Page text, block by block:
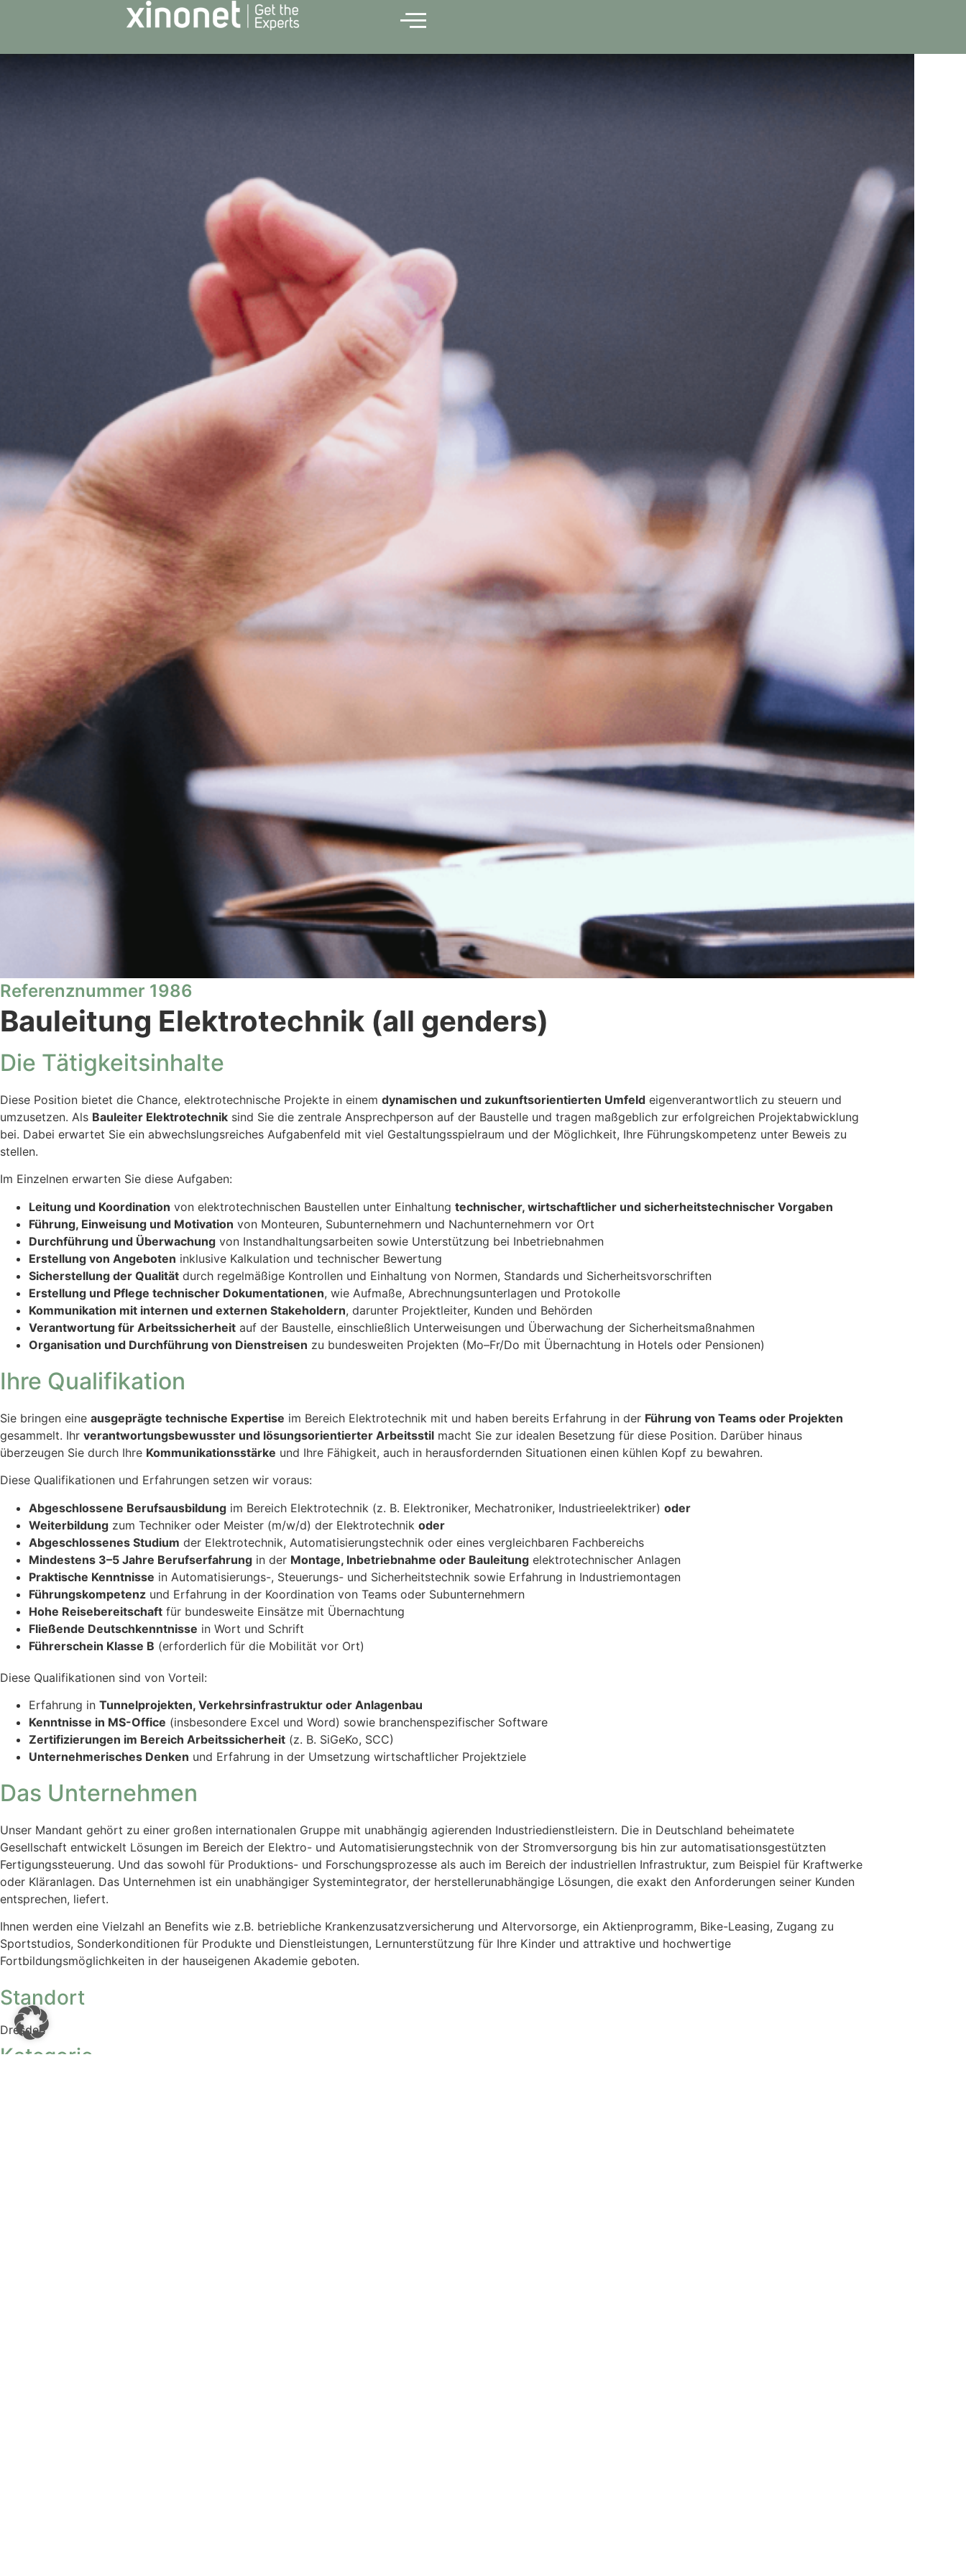
Referenznummer 1986
Bauleitung Elektrotechnik (all genders)
Die Tätigkeitsinhalte
Diese Position bietet die Chance, elektrotechnische Projekte in einem dynamischen und zukunftsorientierten Umfeld eigenverantwortlich zu steuern und
umzusetzen. Als Bauleiter Elektrotechnik sind Sie die zentrale Ansprechperson auf der Baustelle und tragen maßgeblich zur erfolgreichen Projektabwicklung
bei. Dabei erwartet Sie ein abwechslungsreiches Aufgabenfeld mit viel Gestaltungsspielraum und der Möglichkeit, Ihre Führungskompetenz unter Beweis zu
stellen.
Im Einzelnen erwarten Sie diese Aufgaben:
Leitung und Koordination von elektrotechnischen Baustellen unter Einhaltung technischer, wirtschaftlicher und sicherheitstechnischer Vorgaben
Führung, Einweisung und Motivation von Monteuren, Subunternehmern und Nachunternehmern vor Ort
Durchführung und Überwachung von Instandhaltungsarbeiten sowie Unterstützung bei Inbetriebnahmen
Erstellung von Angeboten inklusive Kalkulation und technischer Bewertung
Sicherstellung der Qualität durch regelmäßige Kontrollen und Einhaltung von Normen, Standards und Sicherheitsvorschriften
Erstellung und Pflege technischer Dokumentationen, wie Aufmaße, Abrechnungsunterlagen und Protokolle
Kommunikation mit internen und externen Stakeholdern, darunter Projektleiter, Kunden und Behörden
Verantwortung für Arbeitssicherheit auf der Baustelle, einschließlich Unterweisungen und Überwachung der Sicherheitsmaßnahmen
Organisation und Durchführung von Dienstreisen zu bundesweiten Projekten (Mo–Fr/Do mit Übernachtung in Hotels oder Pensionen)
Ihre Qualifikation
Sie bringen eine ausgeprägte technische Expertise im Bereich Elektrotechnik mit und haben bereits Erfahrung in der Führung von Teams oder Projekten
gesammelt. Ihr verantwortungsbewusster und lösungsorientierter Arbeitsstil macht Sie zur idealen Besetzung für diese Position. Darüber hinaus
überzeugen Sie durch Ihre Kommunikationsstärke und Ihre Fähigkeit, auch in herausfordernden Situationen einen kühlen Kopf zu bewahren.
Diese Qualifikationen und Erfahrungen setzen wir voraus:
Abgeschlossene Berufsausbildung im Bereich Elektrotechnik (z. B. Elektroniker, Mechatroniker, Industrieelektriker) oder
Weiterbildung zum Techniker oder Meister (m/w/d) der Elektrotechnik oder
Abgeschlossenes Studium der Elektrotechnik, Automatisierungstechnik oder eines vergleichbaren Fachbereichs
Mindestens 3–5 Jahre Berufserfahrung in der Montage, Inbetriebnahme oder Bauleitung elektrotechnischer Anlagen
Praktische Kenntnisse in Automatisierungs-, Steuerungs- und Sicherheitstechnik sowie Erfahrung in Industriemontagen
Führungskompetenz und Erfahrung in der Koordination von Teams oder Subunternehmern
Hohe Reisebereitschaft für bundesweite Einsätze mit Übernachtung
Fließende Deutschkenntnisse in Wort und Schrift
Führerschein Klasse B (erforderlich für die Mobilität vor Ort)
Diese Qualifikationen sind von Vorteil:
Erfahrung in Tunnelprojekten, Verkehrsinfrastruktur oder Anlagenbau
Kenntnisse in MS-Office (insbesondere Excel und Word) sowie branchenspezifischer Software
Zertifizierungen im Bereich Arbeitssicherheit (z. B. SiGeKo, SCC)
Unternehmerisches Denken und Erfahrung in der Umsetzung wirtschaftlicher Projektziele
Das Unternehmen
Unser Mandant gehört zu einer großen internationalen Gruppe mit unabhängig agierenden Industriedienstleistern. Die in Deutschland beheimatete
Gesellschaft entwickelt Lösungen im Bereich der Elektro- und Automatisierungstechnik von der Stromversorgung bis hin zur automatisationsgestützten
Fertigungssteuerung. Und das sowohl für Produktions- und Forschungsprozesse als auch im Bereich der industriellen Infrastruktur, zum Beispiel für Kraftwerke
oder Kläranlagen. Das Unternehmen ist ein unabhängiger Systemintegrator, der herstellerunabhängige Lösungen, die exakt den Anforderungen seiner Kunden
entsprechen, liefert.
Ihnen werden eine Vielzahl an Benefits wie z.B. betriebliche Krankenzusatzversicherung und Altervorsorge, ein Aktienprogramm, Bike-Leasing, Zugang zu
Sportstudios, Sonderkonditionen für Produkte und Dienstleistungen, Lernunterstützung für Ihre Kinder und attraktive und hochwertige
Fortbildungsmöglichkeiten in der hauseigenen Akademie geboten.
Standort
Dresden
Kategorie